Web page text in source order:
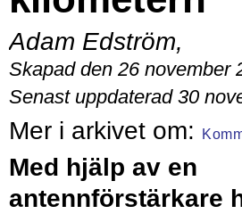
Adam Edström,
Skapad den 26 november
Senast uppdaterad 30
Med hjälp av en
antennförstärkare